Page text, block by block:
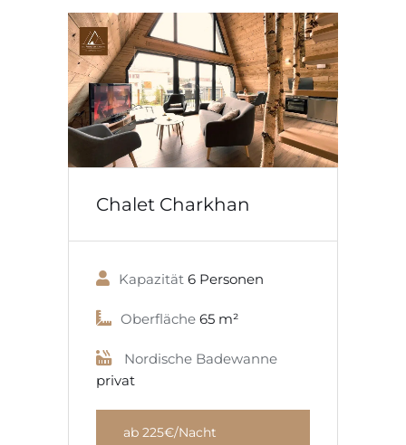
Chalet Charkhan
Kapazität 6 Personen
Oberfläche 65 m²
Nordische Badewanne
privat
ab 225€/Nacht